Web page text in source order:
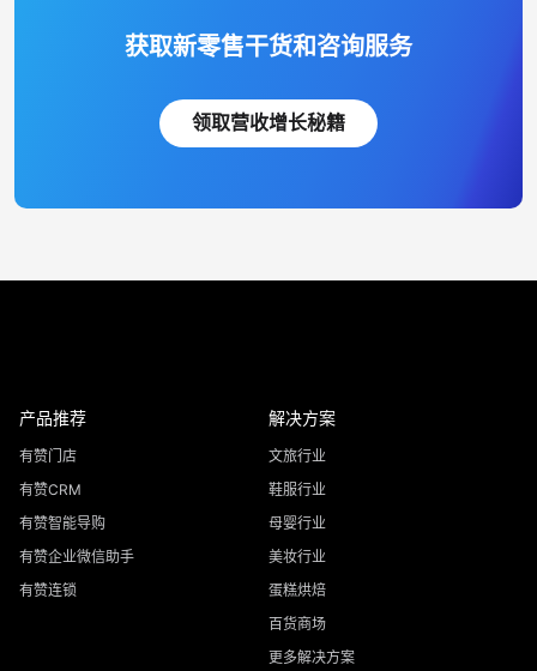
获取新零售干货和咨询服务
领取营收增长秘籍
产品推荐
有赞门店
有赞CRM
有赞智能导购
有赞企业微信助手
有赞连锁
解决方案
文旅行业
鞋服行业
母婴行业
美妆行业
蛋糕烘焙
百货商场
更多解决方案